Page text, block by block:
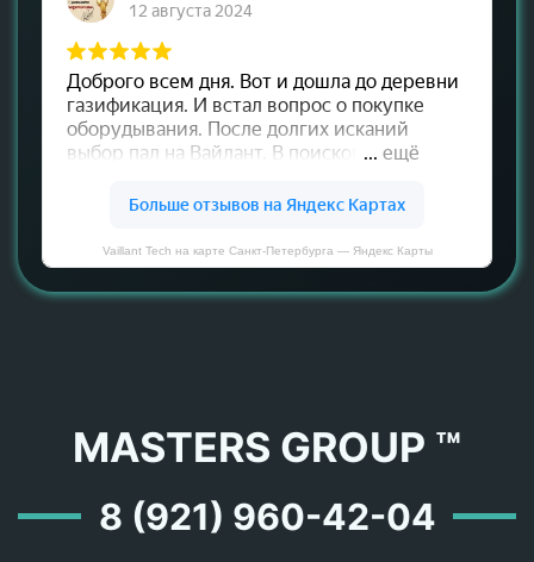
Vaillant Tech на карте Санкт‑Петербурга — Яндекс Карты
MASTERS GROUP ™
8 (921) 960-42-04